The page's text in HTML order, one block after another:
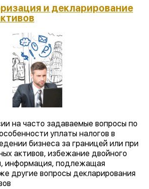
и декларирование
на часто задаваемые вопросы по
уплаты налогов в
бизнеса за границей или при
активов, избежание двойного
информация, подлежащая
другие вопросы декларирования